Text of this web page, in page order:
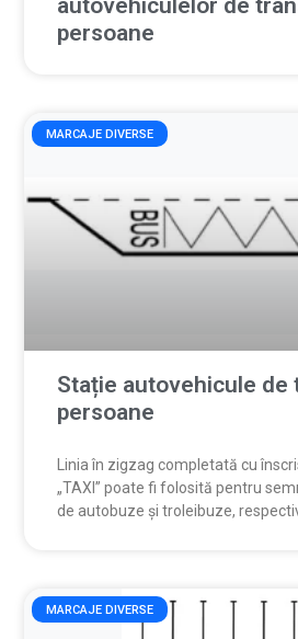
autovehiculelor de
persoane
MARCAJE DIVERSE
Stație autovehicule de
persoane
Linia în zigzag completată cu
„TAXI” poate fi folosită pentru
de autobuze și troleibuze,
MARCAJE DIVERSE